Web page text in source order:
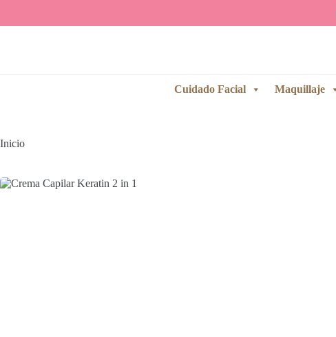
contenido
Cuidado Facial
Maquillaje
Inicio